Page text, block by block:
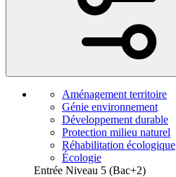
Aménagement territoire
Génie environnement
Développement durable
Protection milieu naturel
Réhabilitation écologique
Écologie
Entrée Niveau 5 (Bac+2)